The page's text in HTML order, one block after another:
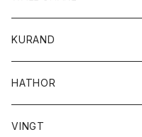
KURAND
HATHOR
VINGT